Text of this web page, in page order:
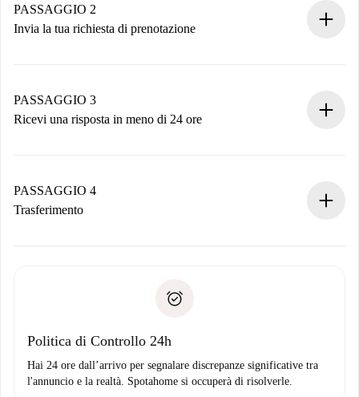
Hai tutte le informazioni necessarie in anticipo.
PASSAGGIO 2
Invia la tua richiesta di prenotazione
non accetta.
PASSAGGIO 3
Ricevi una risposta in meno di 24 ore
contatto con il proprietario.
Se rifiutata: non ti addebiteremo nulla e ti proporremo
Domiciliazione del pagamento
PASSAGGIO 4
Trasferimento
solo se non segnali problemi.
Politica di Controllo 24h
Hai 24 ore dall’arrivo per segnalare discrepanze significative tra
l'annuncio e la realtà. Spotahome si occuperà di risolverle.